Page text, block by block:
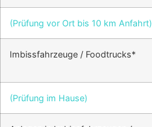
(Prüfung vor Ort bis 10 km Anfahrt)
Imbissfahrzeuge / Foodtrucks*
(Prüfung im Hause)